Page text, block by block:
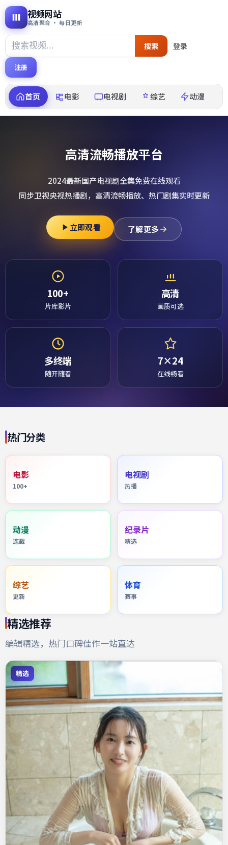
视频网站
高清聚合 · 每日更新
首页 电影 电视剧 综艺 动漫
搜索 登录
注册
高清流畅播放平台
2024最新国产电视剧全集免费在线观看
同步卫视央视热播剧，高清流畅播放、热门剧集实时更新
立即观看 了解更多
100+
片库影片
高清
画质可选
多终端
随开随看
7×24
在线畅看
热门分类
电影
100+
电视剧
热播
动漫
连载
纪录片
精选
综艺
更新
体育
赛事
精选推荐
编辑精选，热门口碑佳作一站直达
精选